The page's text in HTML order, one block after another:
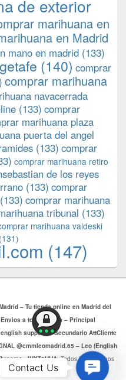
de exterior
marihuana en
en Madrid
mano en madrid (133)
(140) comprar
comprar marihuana
navacerrada
(133) comprar
marihuana plaza
puerta del angel
(133) comprar
comprar marihuana retiro
de los reyes
(133) comprar
(133) comprar marihuana
tribunal (133)
marihuana valdeski
(131) (147)
– Tu tienda online en Madrid del
a toda Europa – Principal
support) – Secundario AttCliente
@cmmleomadrid.65 – Leo (English
JHXT6HHA. Todos los Derechos
Contact Us